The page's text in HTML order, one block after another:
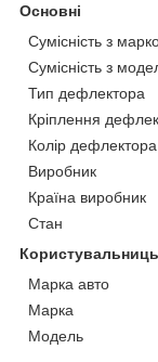
Основні
Сумісність з
Сумісність з
Тип дефлектора
Кріплення
Колір дефлектора
Виробник
Країна виробник
Стан
Марка авто
Марка
Модель